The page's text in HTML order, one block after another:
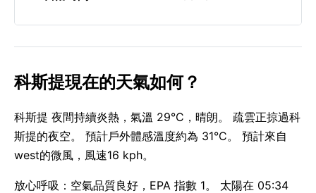
科斯提現在的天氣如何？
科斯提 夜間持續炎熱，氣溫 29°C，晴朗。 疏雲正掠過科
斯提的夜空。 預計戶外體感溫度約為 31°C。 預計來自
west的微風，風速16 kph。
放心呼吸：空氣品質良好，EPA 指數 1。 太陽在 05:34